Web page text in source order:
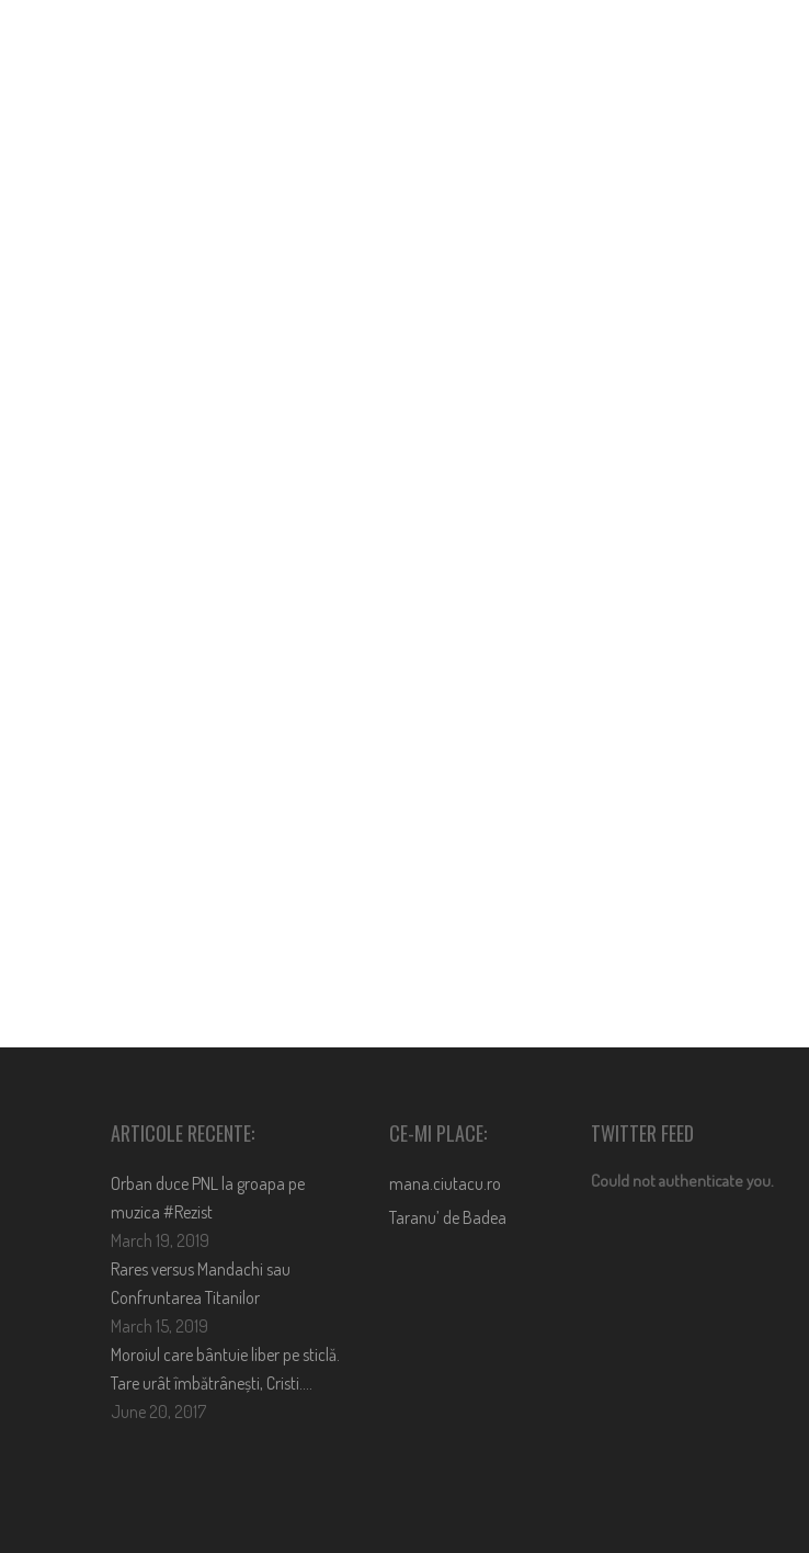
ARTICOLE RECENTE:
Orban duce PNL la groapa pe
muzica #Rezist
March 19, 2019
Rares versus Mandachi sau
Confruntarea Titanilor
March 15, 2019
Moroiul care bântuie liber pe sticlă.
Tare urât îmbătrânești, Cristi….
June 20, 2017
CE-MI PLACE:
mana.ciutacu.ro
Taranu’ de Badea
TWITTER FEED
Could not authenticate you.